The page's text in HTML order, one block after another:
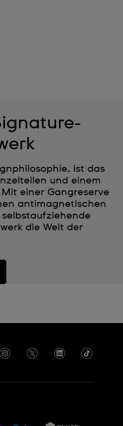
ist das
und einem
einer Gangreserve
antimagnetischen
die Welt der